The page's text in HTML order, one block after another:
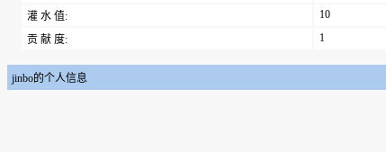
灌 水 值:
10
贡 献 度:
1
jinbo的个人信息